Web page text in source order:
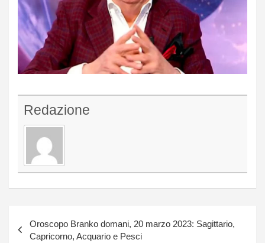
Redazione
articoli
Oroscopo Branko domani, 20 marzo 2023: Sagittario,
Capricorno, Acquario e Pesci